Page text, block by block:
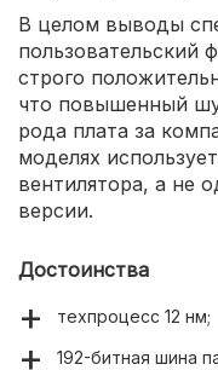
В целом выводы
пользовательский
строго
что повышенный
рода плата за
моделях
вентилятора, а не
версии.
Достоинства
техпроцесс 12 нм;
192-битная шина